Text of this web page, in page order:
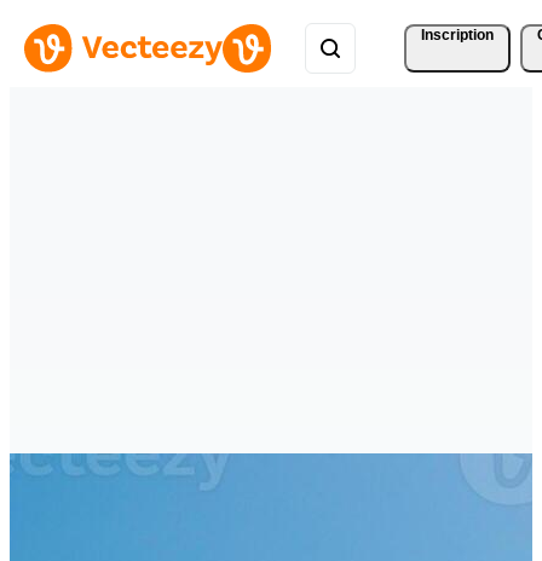
Inscription